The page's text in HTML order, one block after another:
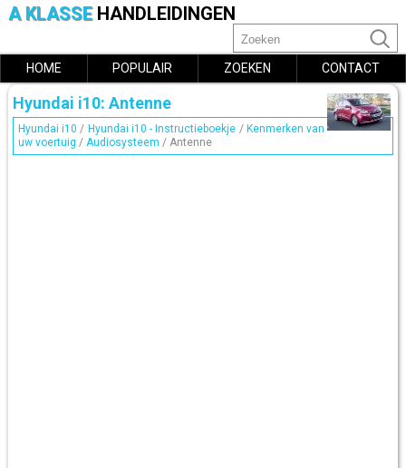
A KLASSE HANDLEIDINGEN
HOME POPULAIR ZOEKEN CONTACT
Hyundai i10: Antenne
Hyundai i10 / Hyundai i10 - Instructieboekje / Kenmerken van
uw voertuig / Audiosysteem / Antenne